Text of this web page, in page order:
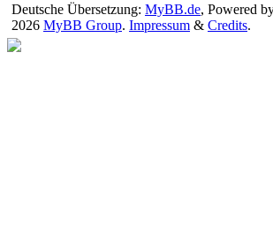
Deutsche Übersetzung: MyBB.de, Powered
2026 MyBB Group. Impressum & Credits.